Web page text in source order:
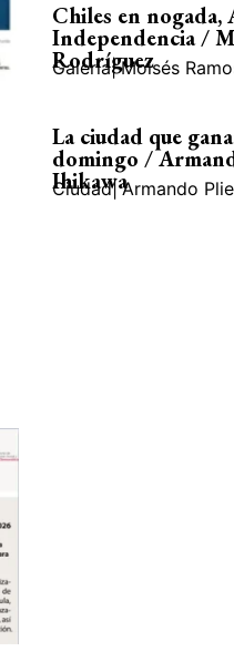
Chiles en nogada,
Independencia /
Rodríguez
Galería| Moisés
La ciudad que
domingo /
Ihikawa
Ciudad| Armando